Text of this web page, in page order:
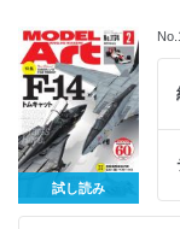
B5判 144ページ<
・MA色彩ゼミナール
・やっぱりプラモは
・ワールドスケールモ
・ナナニイスポットラ
・艦船諸国漫遊記：鯨
・北澤志朗のヤングタ
・内藤あんもの戦車模
・ 模型をよりリアル
・Follow Your Heart
・特別インタビュー
・今回は「魅せるギミ
リーズ第4弾
ファインモールド1/
・精悍なスタイルを際
を作る
ファインモールド1/
・JASDF F-104J
試し読み